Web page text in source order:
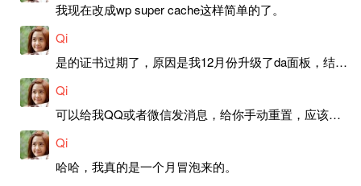
我现在改成wp super cache这样简单的了。
Qi
是的证书过期了，原因是我12月份升级了da面板，结果后台证书就不更新了，目前还在排查问题。切换PHP版本现在没有了，因为DA新版不支持。
Qi
可以给我QQ或者微信发消息，给你手动重置，应该是服务器插件有问题了，这个wp的主题太老了，导致现在好多的问题，网站的签到功能也是因为这个原因导致的。
Qi
哈哈，我真的是一个月冒泡来的。